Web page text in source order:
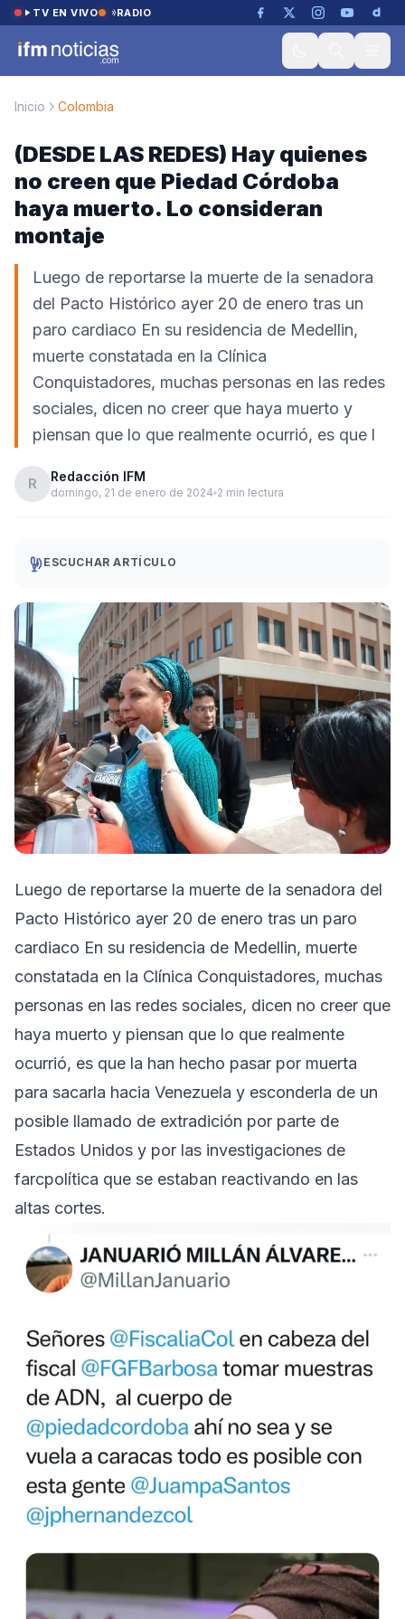
Saltar al contenido
TV EN VIVO RADIO
Inicio Colombia
(DESDE LAS REDES) Hay quienes
no creen que Piedad Córdoba
haya muerto. Lo consideran
montaje
Luego de reportarse la muerte de la senadora
del Pacto Histórico ayer 20 de enero tras un
paro cardiaco En su residencia de Medellin,
muerte constatada en la Clínica
Conquistadores, muchas personas en las redes
sociales, dicen no creer que haya muerto y
piensan que lo que realmente ocurrió, es que l
R Redacción IFM
domingo, 21 de enero de 2024 2 min lectura
ESCUCHAR ARTÍCULO
Luego de reportarse la muerte de la senadora del
Pacto Histórico ayer 20 de enero tras un paro
cardiaco En su residencia de Medellin, muerte
constatada en la Clínica Conquistadores, muchas
personas en las redes sociales, dicen no creer que
haya muerto y piensan que lo que realmente
ocurrió, es que la han hecho pasar por muerta
para sacarla hacia Venezuela y esconderla de un
posible llamado de extradición por parte de
Estados Unidos y por las investigaciones de
farcpolítica que se estaban reactivando en las
altas cortes.